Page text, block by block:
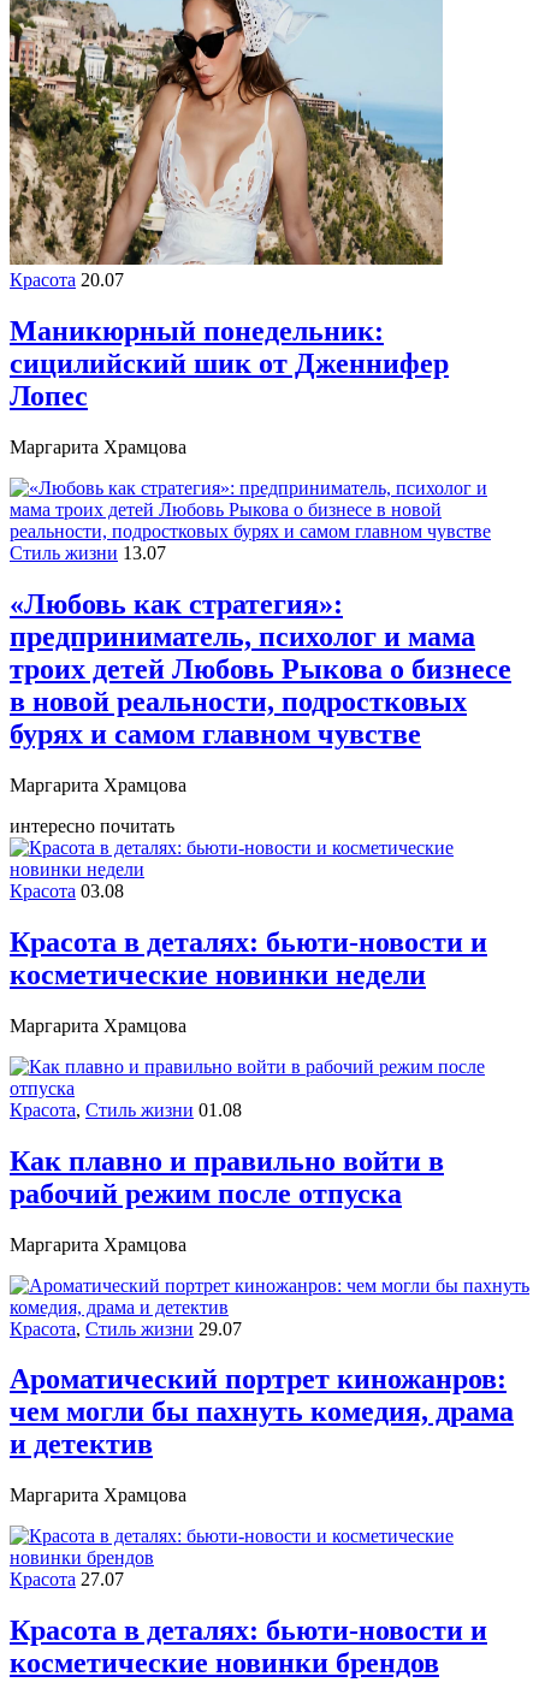
Красота 20.07
Маникюрный понедельник:
сицилийский шик от Дженнифер
Лопес
Маргарита Храмцова
Стиль жизни 13.07
«Любовь как стратегия»:
предприниматель, психолог и мама
троих детей Любовь Рыкова о бизнесе
в новой реальности, подростковых
бурях и самом главном чувстве
Маргарита Храмцова
интересно почитать
Красота 03.08
Красота в деталях: бьюти-новости и
косметические новинки недели
Маргарита Храмцова
Красота, Стиль жизни 01.08
Как плавно и правильно войти в
рабочий режим после отпуска
Маргарита Храмцова
Красота, Стиль жизни 29.07
Ароматический портрет киножанров:
чем могли бы пахнуть комедия, драма
и детектив
Маргарита Храмцова
Красота 27.07
Красота в деталях: бьюти-новости и
косметические новинки брендов